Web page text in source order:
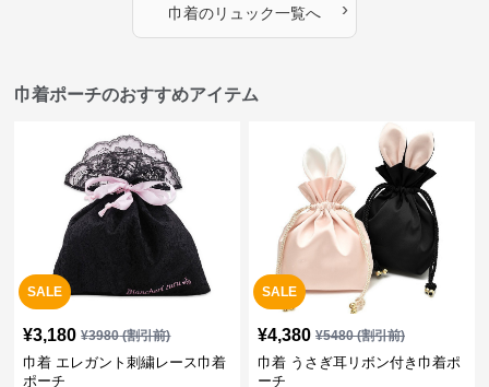
巾着のリュック一覧へ ›
巾着ポーチのおすすめアイテム
SALE
¥3,180 ¥3980(割引前)
巾着 エレガント刺繍レース巾着
ポーチ
SALE
¥4,380 ¥5480(割引前)
巾着 うさぎ耳リボン付き巾着ポ
ーチ